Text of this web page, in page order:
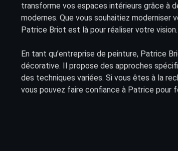
transforme vos espaces intérieurs grâce à
modernes. Que vous souhaitiez moderniser
Patrice Briot est là pour réaliser votre vision.
En tant qu’entreprise de peinture, Patrice
décorative. Il propose des approches
des techniques variées. Si vous êtes à la
vous pouvez faire confiance à Patrice pour